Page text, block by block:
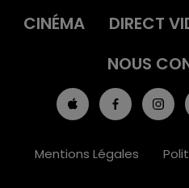
CINÉMA
DIRECT
NOUS
Mentions Légales